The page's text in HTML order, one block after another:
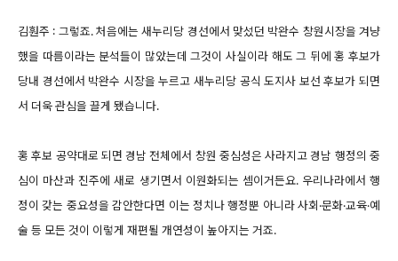
김훤주 : 그렇죠. 처음에는 새누리당 경선에서 맞섰던 박완수 창원시장을 겨냥
했을 따름이라는 분석들이 많았는데 그것이 사실이라 해도 그 뒤에 홍 후보가
당내 경선에서 박완수 시장을 누르고 새누리당 공식 도지사 보선 후보가 되면
서 더욱 관심을 끌게 됐습니다.
홍 후보 공약대로 되면 경남 전체에서 창원 중심성은 사라지고 경남 행정의 중
심이 마산과 진주에 새로 생기면서 이원화되는 셈이거든요. 우리나라에서 행
정이 갖는 중요성을 감안한다면 이는 정치나 행정뿐 아니라 사회·문화·교육·예
술 등 모든 것이 이렇게 재편될 개연성이 높아지는 거죠.